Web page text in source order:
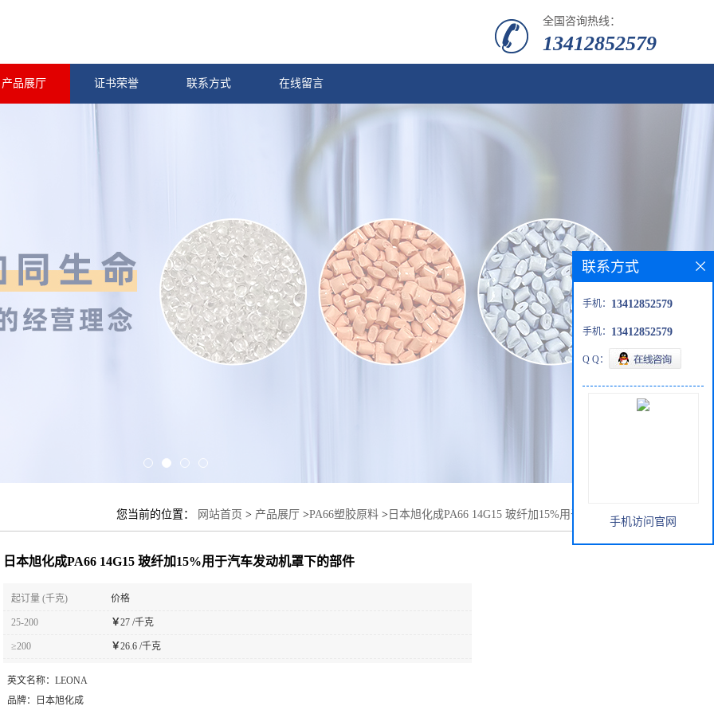
全国咨询热线：
13412852579
产品展厅 证书荣誉 联系方式 在线留言
您当前的位置： 网站首页 > 产品展厅 >PA66塑胶原料 > 日本旭化成PA66 14G15 玻纤加15%用于汽车发动机罩
日本旭化成PA66 14G15 玻纤加15%用于汽车发动机罩下的部件
起订量 (千克) 价格
25-200 ￥27 /千克
≥200 ￥26.6 /千克
英文名称： LEONA
品牌：
日本旭化成
联系方式
手机： 13412852579
手机： 13412852579
Q Q：
手机访问官网